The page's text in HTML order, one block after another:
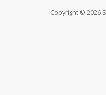
Copyright © 2026